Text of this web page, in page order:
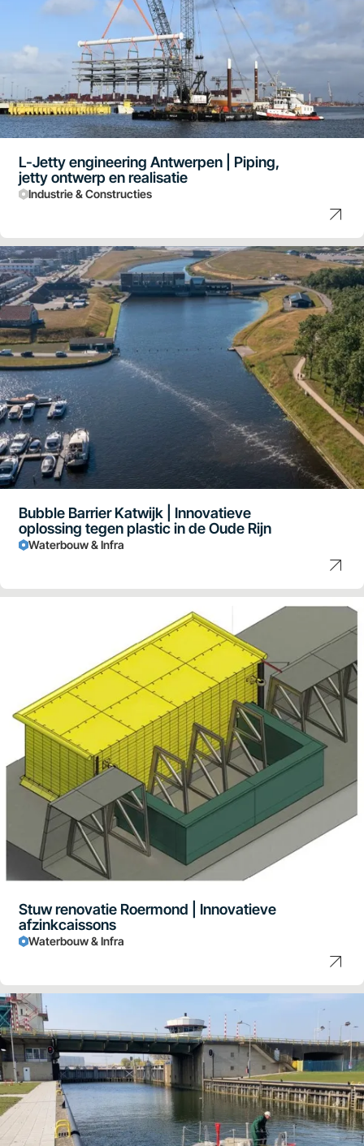
L-Jetty engineering Antwerpen | Piping,
jetty ontwerp en realisatie
Industrie & Constructies
Bubble Barrier Katwijk | Innovatieve
oplossing tegen plastic in de Oude Rijn
Waterbouw & Infra
Stuw renovatie Roermond | Innovatieve
afzinkcaissons
Waterbouw & Infra